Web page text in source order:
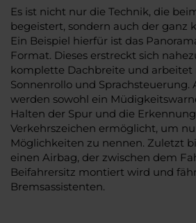
Es ist nicht nur die Technik, die
begeistert, sondern auch der ganz
Ein Beispiel hierfür ist das
Format. Dieses erstreckt sich
komplette Dachbreite und
Sonnenrollo und Sprachsteuerung.
werden sowohl ein
Halten der Spur und die
Verkehrszeichen ermöglicht, um
Möglichkeiten zu nennen. Zuletzt
einen Airbag, der zwischen dem
Beifahrersitz montiert wird und
Bremsassistenten.